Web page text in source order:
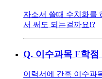
자소서 쓸때 수치화를
서 써도 되는걸까요!?
Q. 이수과목 F학점
이력서에 간혹 이수과